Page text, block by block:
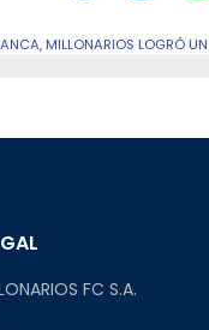
MILLONARIOS LOGRÓ
FC S.A.